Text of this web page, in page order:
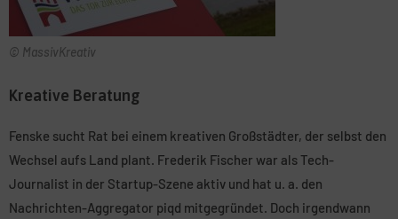
© MassivKreativ
Kreative Beratung
Fenske sucht Rat bei einem kreativen Großstädter, der selbst den
Wechsel aufs Land plant. Frederik Fischer war als Tech-
Journalist in der Startup-Szene aktiv und hat u. a. den
Nachrichten-Aggregator piqd mitgegründet. Doch irgendwann